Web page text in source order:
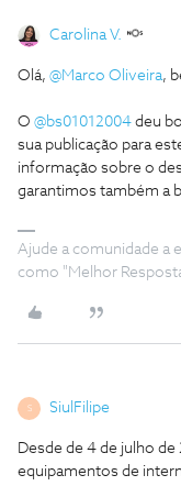
Carolina V.
Olá, @Marco Oliveira,
O @bs01012004 deu
sua publicação para
informação sobre o
garantimos também a
Ajude a comunidade a
como "Melhor
S SiulFilipe
Desde de 4 de julho
equipamentos de